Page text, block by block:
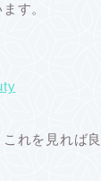
す。
れを見れば